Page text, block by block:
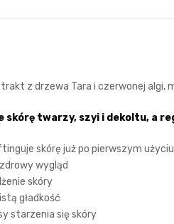
z drzewa Tara i czerwonej algi,
skórę twarzy, szyi i dekoltu, a
skórę już po pierwszym użyciu
wygląd
skóry
gładkość
starzenia się skóry